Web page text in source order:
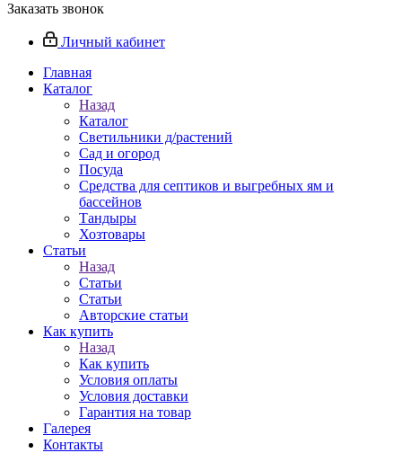
Заказать звонок
Личный кабинет
Главная
Каталог
Назад
Каталог
Светильники д/растений
Сад и огород
Посуда
Средства для септиков и выгребных ям и
бассейнов
Тандыры
Хозтовары
Статьи
Назад
Статьи
Статьи
Авторские статьи
Как купить
Назад
Как купить
Условия оплаты
Условия доставки
Гарантия на товар
Галерея
Контакты